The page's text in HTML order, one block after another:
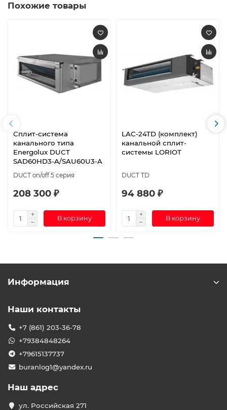
Похожие товары
Сплит-система
канального типа
Energolux DUCT
SAD60HD3-A/SAU60U3-A
DUCT on/off 5 серия
208 300 ₽
В корзину
LAC-24TD (комплект)
канальной сплит-
системы LORIOT
DUCT TD
94 880 ₽
В корзину
Информация
Наши контакты
+7 (861) 203-36-78
+79384848264
+79615137737
buranlog1@yandex.ru
Наш адрес
ул. Российская 271